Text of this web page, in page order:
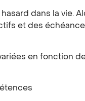
dans la vie.
et des
en fonction